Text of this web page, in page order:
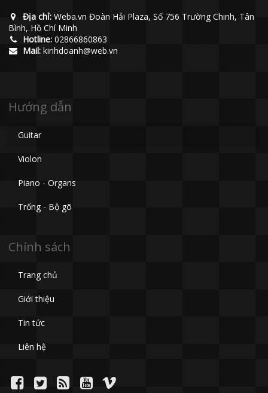
Địa chỉ:Weba.vn Đoàn Hải Plaza, Số 756 Trường Chinh, Tân
Bình, Hồ Chí Minh
Hotline: 02866860863
Mail: kinhdoanh@web.vn
Hướng dẫn
Guitar
Violon
Piano - Organs
Trống - Bộ gõ
Chính sách
Trang chủ
Giới thiệu
Tin tức
Liên hệ